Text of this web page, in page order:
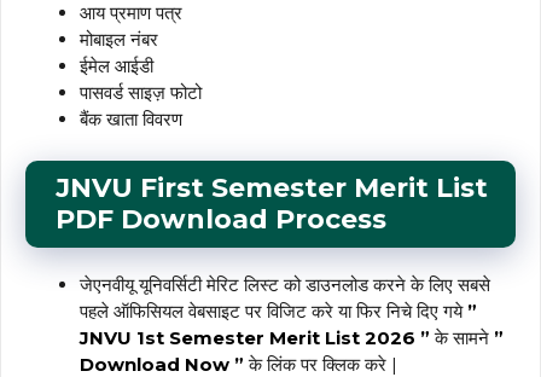
आय प्रमाण पत्र
मोबाइल नंबर
ईमेल आईडी
पासवर्ड साइज़ फोटो
बैंक खाता विवरण
JNVU First Semester Merit List
PDF Download Process
जेएनवीयू यूनिवर्सिटी मेरिट लिस्ट को डाउनलोड करने के लिए सबसे
पहले ऑफिसियल वेबसाइट पर विजिट करे या फिर निचे दिए गये”
JNVU 1st Semester Merit List 2026 ”के सामने ”
Download Now ”के लिंक पर क्लिक करे |